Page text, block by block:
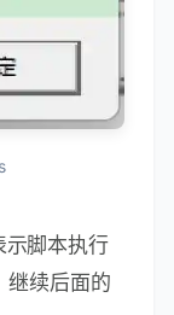
示脚本执行
继续后面的